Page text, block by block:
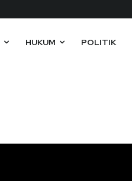
HUKUM POLITIK